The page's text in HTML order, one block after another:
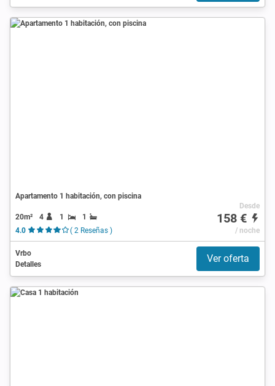
Apartamento 1 habitación, con piscina
20m² 4 1
1
4.0
( 2 Reseñas )
Desde
158 €
/ noche
Vrbo
Detalles
Ver oferta